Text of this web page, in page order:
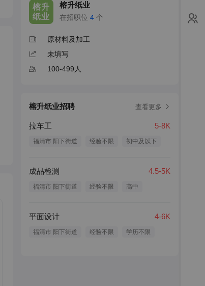
榕升
纸业
榕升纸业
在招职位 4 个
原材料及加工
未填写
100-499人
榕升纸业招聘 查看更多
拉车工 5-8K
福清市 阳下街道 经验不限 初中及以下
成品检测 4.5-5K
福清市 阳下街道 经验不限 高中
平面设计 4-6K
福清市 阳下街道 经验不限 学历不限